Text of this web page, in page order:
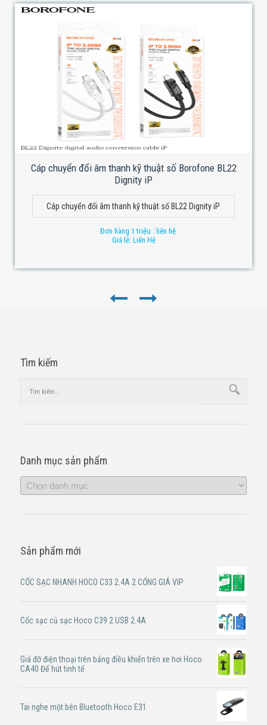
Cáp chuyển đổi âm thanh kỹ thuật số Borofone BL22
Dignity iP
Cáp chuyển đổi âm thanh kỹ thuật số BL22 Dignity iP
Đơn hàng 1 triệu : liên hệ
Giá lẻ: Liên Hệ
Tìm kiếm
Danh mục sản phẩm
Sản phẩm mới
CỐC SẠC NHANH HOCO C33 2.4A 2 CỔNG GIÁ VIP
Cốc sạc củ sạc Hoco C39 2 USB 2.4A
Giá đỡ điện thoại trên bảng điều khiển trên xe hơi Hoco
CA40 Đế hút tinh tế
Tai nghe một bên Bluetooth Hoco E31